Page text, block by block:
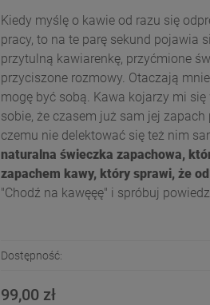
Kiedy myślę o kawie od razu się
pracy, to na te parę sekund pojawia
przytulną kawiarenkę, przyćmione
przyciszone rozmowy. Otaczają
mogę być sobą. Kawa kojarzy mi się
sobie, że czasem już sam jej
czemu nie delektować się też nim
naturalna świeczka zapachowa,
zapachem kawy, który sprawi, że
"Chodź na kawęęę" i spróbuj
Dostępność:
99,00 zł